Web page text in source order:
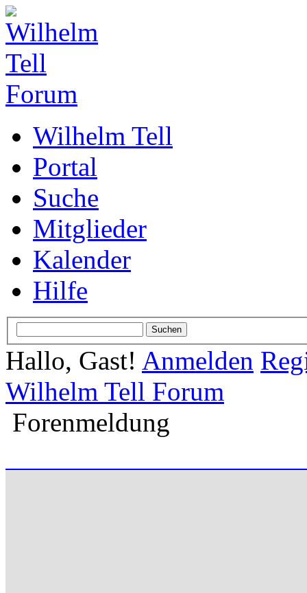
Wilhelm Tell
Portal
Suche
Mitglieder
Kalender
Hilfe
Hallo, Gast! Anmelden
Wilhelm Tell Forum
Forenmeldung